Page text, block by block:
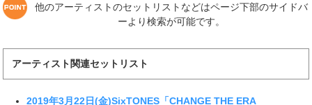
他のアーティストのセットリストなどはページ下部のサイドバ
ーより検索が可能です。
アーティスト関連セットリスト
2019年3月22日(金)SixTONES「CHANGE THE ERA